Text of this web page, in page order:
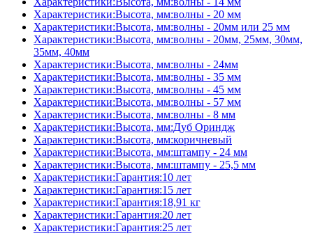
Характеристики:Высота, мм:волны - 20 мм
Характеристики:Высота, мм:волны - 20мм или 25 мм
Характеристики:Высота, мм:волны - 20мм, 25мм, 30мм,
35мм, 40мм
Характеристики:Высота, мм:волны - 24мм
Характеристики:Высота, мм:волны - 35 мм
Характеристики:Высота, мм:волны - 45 мм
Характеристики:Высота, мм:волны - 57 мм
Характеристики:Высота, мм:волны - 8 мм
Характеристики:Высота, мм:Дуб Ориндж
Характеристики:Высота, мм:коричневый
Характеристики:Высота, мм:штампу - 24 мм
Характеристики:Высота, мм:штампу - 25,5 мм
Характеристики:Гарантия:10 лет
Характеристики:Гарантия:15 лет
Характеристики:Гарантия:18,91 кг
Характеристики:Гарантия:20 лет
Характеристики:Гарантия:25 лет